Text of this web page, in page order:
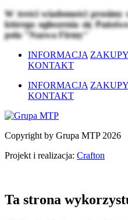
W treści wiadomości
którego ogłoszenia się
pola "Nazwa Firmy"
INFORMACJA ZAKUPY
KONTAKT
INFORMACJA ZAKUPY
KONTAKT
Copyright by Grupa MTP 2026
Projekt i realizacja: Crafton
Ta strona